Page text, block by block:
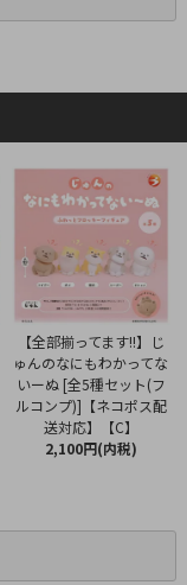
【全部揃ってます!!】じ
ゅんのなにもわかってな
いーぬ [全5種セット(フ
ルコンプ)]【ネコポス配
送対応】【C】
2,100円(内税)